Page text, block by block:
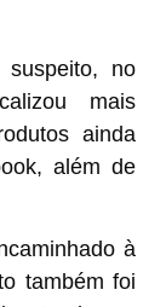
no
mais
ainda
além de
à
também foi